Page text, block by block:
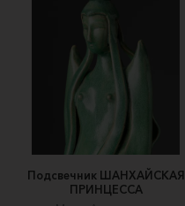
Подсвечник ШАНХАЙСКАЯ
ПРИНЦЕССА